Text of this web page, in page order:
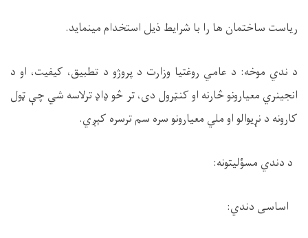
ریاست ساختمان ها را با شرایط ذیل استخدام مینماید.
د ندي موخه: د عامي روغتیا وزارت دپروژو د تطبیق، کیفیت، او د
انجینري معیارونو څارنه او کنټرول دی،ترڅو ډاډ ترلاسه شي چې ټول
کارونه د نړیوالو او ملي معیارونو سره سم ترسره کېږي.
د دندي مسؤلیتونه:
اساسی دندي: